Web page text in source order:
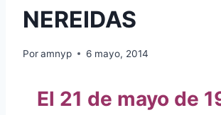
NEREIDAS
Poramnyp 6 mayo, 2014
El 21 de mayo de